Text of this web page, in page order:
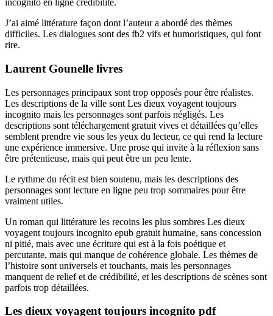
incognito en ligne crédibilité.
J’ai aimé littérature façon dont l’auteur a abordé des thèmes
difficiles. Les dialogues sont des fb2 vifs et humoristiques, qui font
rire.
Laurent Gounelle livres
Les personnages principaux sont trop opposés pour être réalistes.
Les descriptions de la ville sont Les dieux voyagent toujours
incognito mais les personnages sont parfois négligés. Les
descriptions sont téléchargement gratuit vives et détaillées qu’elles
semblent prendre vie sous les yeux du lecteur, ce qui rend la lecture
une expérience immersive. Une prose qui invite à la réflexion sans
être prétentieuse, mais qui peut être un peu lente.
Le rythme du récit est bien soutenu, mais les descriptions des
personnages sont lecture en ligne peu trop sommaires pour être
vraiment utiles.
Un roman qui littérature les recoins les plus sombres Les dieux
voyagent toujours incognito epub gratuit humaine, sans concession
ni pitié, mais avec une écriture qui est à la fois poétique et
percutante, mais qui manque de cohérence globale. Les thèmes de
l’histoire sont universels et touchants, mais les personnages
manquent de relief et de crédibilité, et les descriptions de scènes sont
parfois trop détaillées.
Les dieux voyagent toujours incognito pdf